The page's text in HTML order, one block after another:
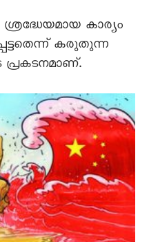
കാര്യം
കരുതുന്ന
പ്രകടനമാണ്.